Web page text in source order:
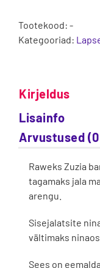
Tootekood: -
Kategooriad:
Kirjeldus
Lisainfo
Arvustused
Raweks Zuzia
tagamaks jala
arengu.
Sisejalatsite
vältimaks
Sees on